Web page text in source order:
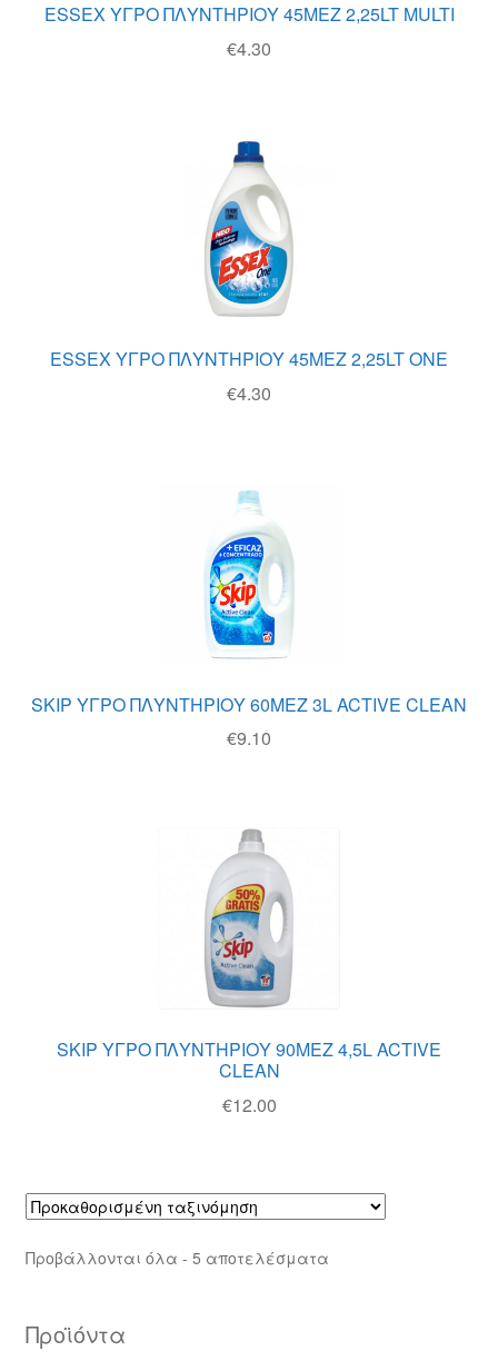
ESSEX ΥΓΡΟ ΠΛΥΝΤΗΡΙΟΥ 45MEZ 2,25LT MULTI
€4.30
ESSEX ΥΓΡΟ ΠΛΥΝΤΗΡΙΟΥ 45MEZ 2,25LT ONE
€4.30
SKIP ΥΓΡΟ ΠΛΥΝΤΗΡΙΟΥ 60ΜΕΖ 3L ACTIVE CLEAN
€9.10
SKIP ΥΓΡΟ ΠΛΥΝΤΗΡΙΟΥ 90ΜΕΖ 4,5L ACTIVE
CLEAN
€12.00
Προβάλλονται όλα - 5 αποτελέσματα
Προϊόντα